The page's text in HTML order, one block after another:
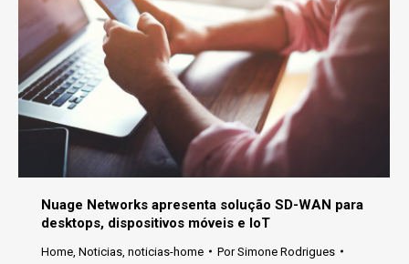
Nuage Networks apresenta solução SD-WAN para
desktops, dispositivos móveis e IoT
Home Noticias noticias-home PorSimone Rodrigues